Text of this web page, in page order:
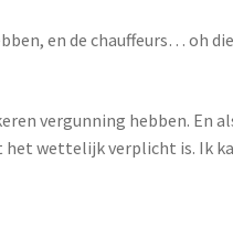
en de chauffeurs… oh
vergunning hebben. En
wettelijk verplicht is. Ik